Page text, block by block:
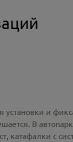
и
В
катафалки с